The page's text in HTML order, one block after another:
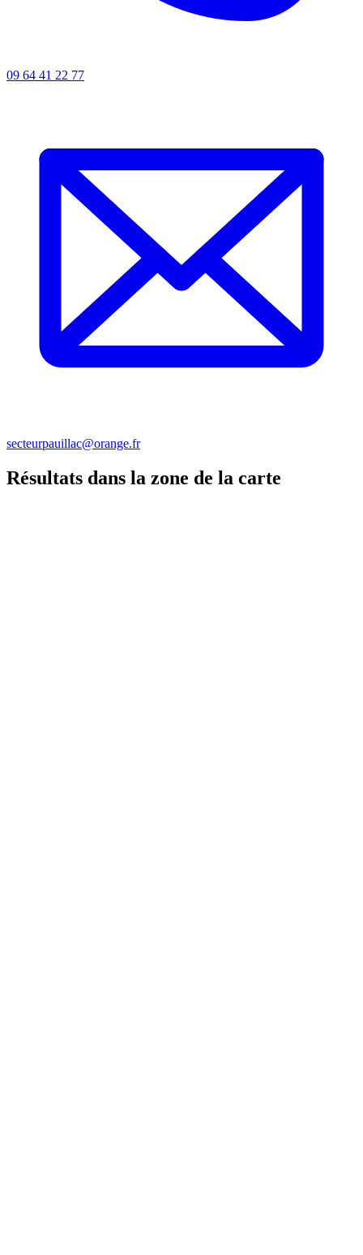
09 64 41 22 77
secteurpauillac@orange.fr
Résultats dans la zone de la carte